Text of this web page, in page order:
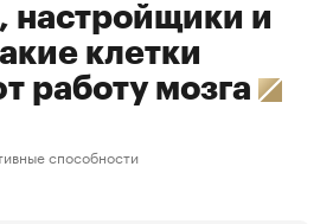
настройщики и
клетки
работу мозга
способности